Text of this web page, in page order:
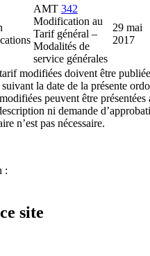
AMT 342
Modification au
Tarif général –
Modalités de
service générales
29 mai
2017
modifiées doivent être
la date de la présente
peuvent être présentées
ni demande
n’est pas nécessaire.
:
site